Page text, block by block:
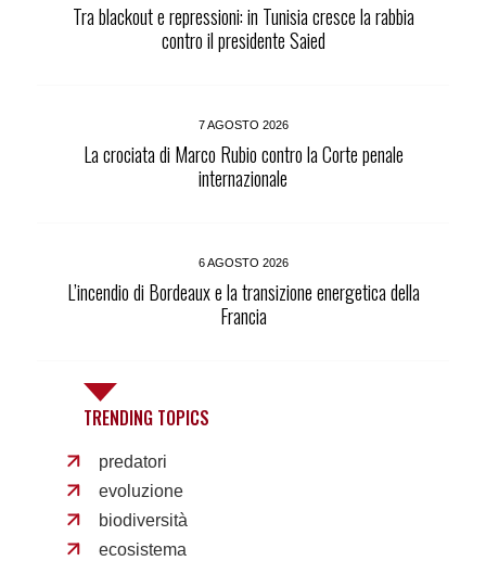
Tra blackout e repressioni: in Tunisia cresce la rabbia
contro il presidente Saied
7 AGOSTO 2026
La crociata di Marco Rubio contro la Corte penale
internazionale
6 AGOSTO 2026
L’incendio di Bordeaux e la transizione energetica della
Francia
TRENDING TOPICS
predatori
evoluzione
biodiversità
ecosistema